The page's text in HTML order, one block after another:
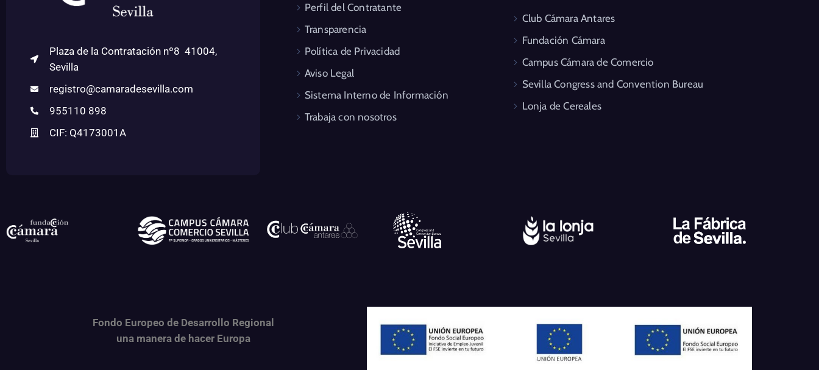
Plaza de la Contratación nº8 41004,
Sevilla
registro@camaradesevilla.com
955110 898
CIF: Q4173001A
Perfil del Contratante
Transparencia
Política de Privacidad
Aviso Legal
Sistema Interno de Información
Trabaja con nosotros
Club Cámara Antares
Fundación Cámara
Campus Cámara de Comercio
Sevilla Congress and Convention Bureau
Lonja de Cereales
Fondo Europeo de Desarrollo Regional
una manera de hacer Europa